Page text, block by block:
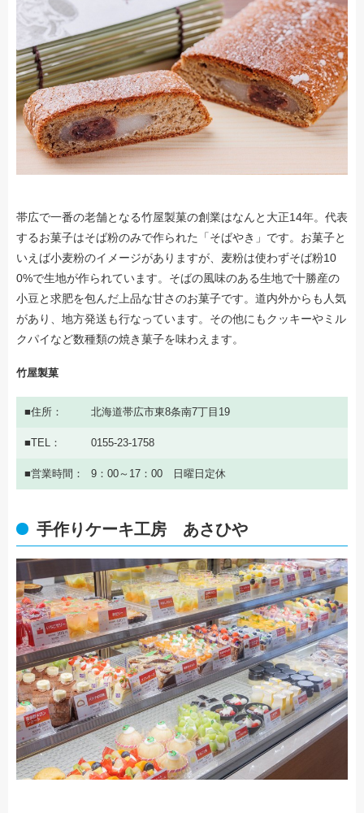
帯広で一番の老舗となる竹屋製菓の創業はなんと大正14年。代表
するお菓子はそば粉のみで作られた「そばやき」です。お菓子と
いえば小麦粉のイメージがありますが、麦粉は使わずそば粉10
0%で生地が作られています。そばの風味のある生地で十勝産の
小豆と求肥を包んだ上品な甘さのお菓子です。道内外からも人気
があり、地方発送も行なっています。その他にもクッキーやミル
クパイなど数種類の焼き菓子を味わえます。
竹屋製菓
住所 北海道帯広市東8条南7丁目19
TEL 0155-23-1758
営業時間 9：00～17：00 日曜日定休
手作りケーキ工房 あさひや